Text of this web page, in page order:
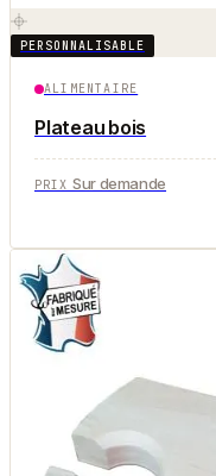
PERSONNALISABLE
ALIMENTAIRE
Plateau bois
PRIX Sur demande